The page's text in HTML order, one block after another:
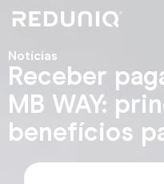
Notícias
Receber
MB WAY:
benefícios